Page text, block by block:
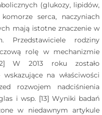
(glukozy, lipidów,
serca, naczyniach
mają istotne znaczenie w
Przedstawiciele rodziny
rolę w mechanizmie
W 2013 roku zostało
na właściwości
rozwojem nadciśnienia
i wsp. [13] Wyniki badań
w niedawnym artykule